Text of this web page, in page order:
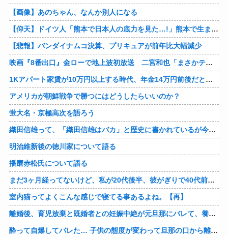
【画像】あのちゃん、なんか別人になる
【仰天】ドイツ人「熊本で日本人の底力を見た…!」熊本で生まれて初めて震度7の大地震を経験したドイツ人。直後、日本人たちの行動に衝撃を受けてしまう…
【悲報】バンダイナムコ決算、プリキュアが前年比大幅減少
映画『8番出口』金ローで地上波初放送 二宮和也「まさかテレビにまで迷い込んでしまうとは」
1Kアパート家賃が10万円以上する時代、年金14万円前後だと賃貸の人は無理じゃね？
アメリカが朝鮮戦争で勝つにはどうしたらいいのか？
蛍大名・京極高次を語ろう
織田信雄って、「織田信雄はバカ」と歴史に書かれているが今まで家が残っているんでバカではないよな？
明治維新後の徳川家について語る
播磨赤松氏について語る
まだ3ヶ月経ってないけど、私が20代後半、彼がぎりで40代前半でＷ不倫中。計画している彼との二泊三日の旅行、早く行けるといいな♪
室内猫ってよくこんな感じで寝てる事あるよね。【再】
離婚後、育児放棄と既婚者との妊娠中絶が元旦那にバレて、養育費の支払いが止まった… 私が正社員で働くまで止めると言われてるけど、女として生きたいの。
酔って自爆してバレた… 子供の態度が変わって旦那の口から離婚って言葉が出て、急速に現実に引き戻されたっていうか、あー私本当にしちゃいけないことしてたんだなと思い知った。